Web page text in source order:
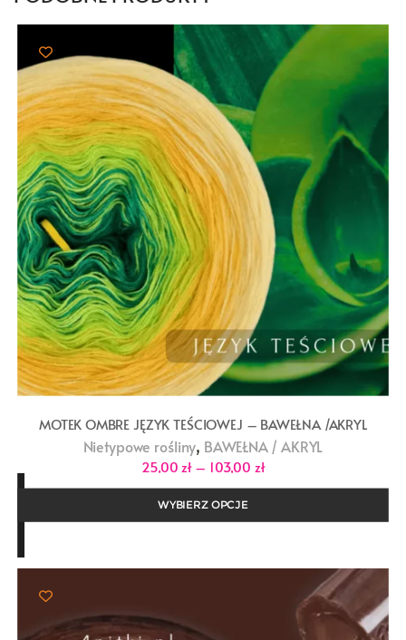
MOTEK OMBRE JĘZYK TEŚCIOWEJ – BAWEŁNA /AKRYL
Nietypowe rośliny, BAWEŁNA / AKRYL
25,00 zł – 103,00 złZakres
od
do
WYBIERZ OPCJE